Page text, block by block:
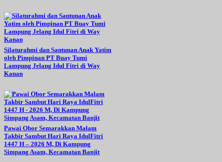
Silaturahmi dan Santunan Anak Yatim
oleh Pimpinan PT Buay Tumi
Lampung Jelang Idul Fitri di Way
Kanan
Pawai Obor Semarakkan Malam
Takbir Sambut Hari Raya IdulFitri
1447 H – 2026 M, Di Kampung
Simpang Asam, Kecamatan Banjit